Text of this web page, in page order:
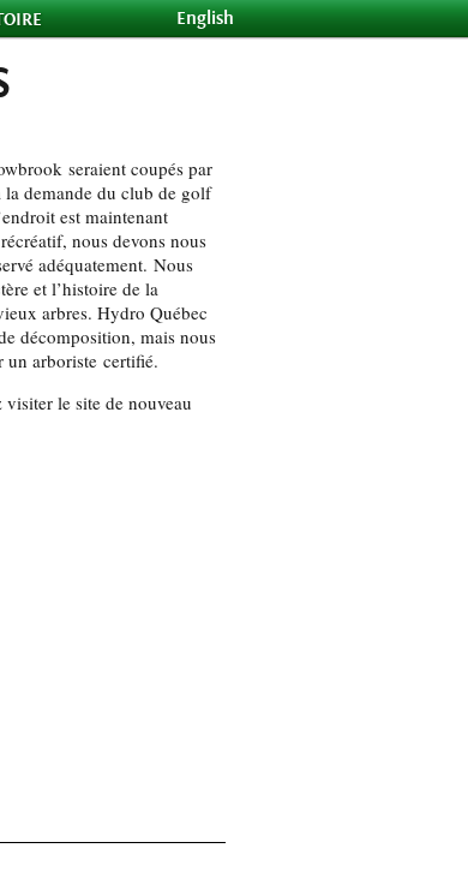
English
seraient coupés par
la demande du club de golf
est maintenant
nous devons nous
adéquatement. Nous
et l’histoire de la
arbres. Hydro Québec
décomposition, mais nous
un arboriste certifié.
le site de nouveau